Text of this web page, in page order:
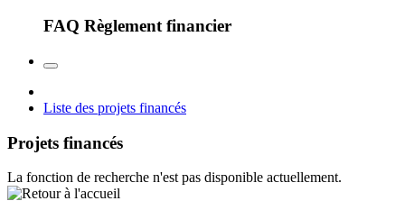
FAQ Règlement financier
Liste des projets financés
Projets financés
La fonction de recherche n'est pas disponible actuellement.